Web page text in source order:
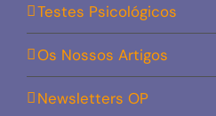
Testes Psicológicos
Os Nossos Artigos
Newsletters OP